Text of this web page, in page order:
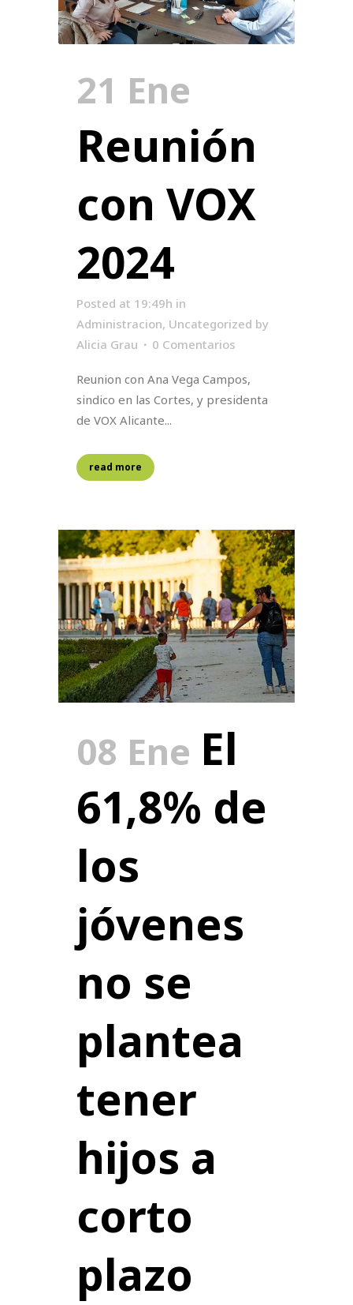
21 Ene
Reunión
con VOX
2024
Posted at 19:49h in
Administracion, Uncategorized by
Alicia Grau
0 Comentarios
Reunion con Ana Vega Campos,
sindico en las Cortes, y presidenta
de VOX Alicante...
read more
08 Ene El
61,8% de
los
jóvenes
no se
plantea
tener
hijos a
corto
plazo